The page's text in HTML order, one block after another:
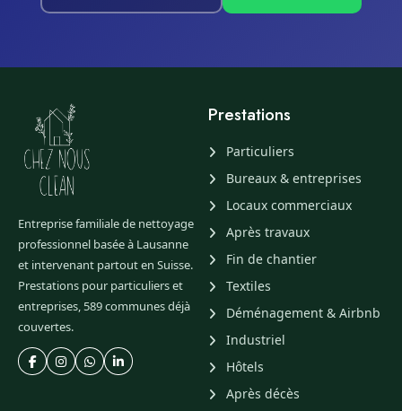
Entreprise familiale de nettoyage
professionnel basée à Lausanne
et intervenant partout en Suisse.
Prestations pour particuliers et
entreprises, 589 communes déjà
couvertes.
Prestations
Particuliers
Bureaux & entreprises
Locaux commerciaux
Après travaux
Fin de chantier
Textiles
Déménagement & Airbnb
Industriel
Hôtels
Après décès